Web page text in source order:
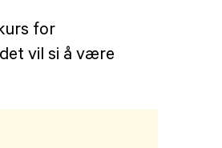
for
vil si å være